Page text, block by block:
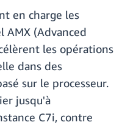
en charge les
AMX (Advanced
les opérations
dans des
sur le processeur.
jusqu'à
C7i, contre